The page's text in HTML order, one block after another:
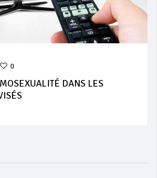
0
DANS LES